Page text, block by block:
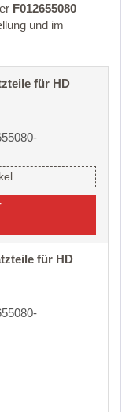
F012655080
und im
für HD
für HD